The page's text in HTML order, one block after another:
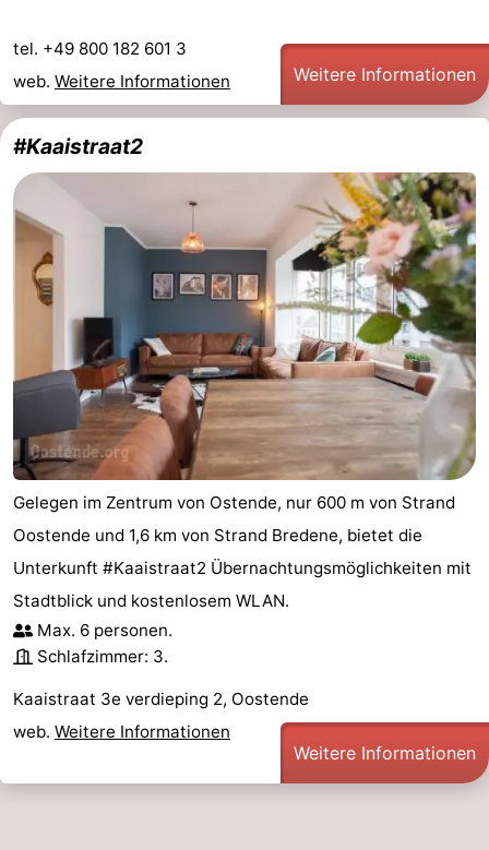
tel. +49 800 182 601 3
web. Weitere Informationen Weitere Informationen
#Kaaistraat2
Gelegen im Zentrum von Ostende, nur 600 m von Strand
Oostende und 1,6 km von Strand Bredene, bietet die
Unterkunft #Kaaistraat2 Übernachtungsmöglichkeiten mit
Stadtblick und kostenlosem WLAN.
Max. 6 personen.
Schlafzimmer: 3.
Kaaistraat 3e verdieping 2, Oostende
web. Weitere Informationen
Weitere Informationen